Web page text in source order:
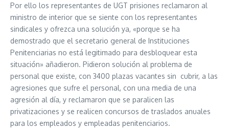
Por ello los representantes de UGT prisiones reclamaron al
ministro de interior que se siente con los representantes
sindicales y ofrezca una solución ya, «porque se ha
demostrado que el secretario general de Instituciones
Penitenciarias no está legitimado para desbloquear esta
situación» añadieron. Pidieron solución al problema de
personal que existe, con 3400 plazas vacantes sin cubrir, a las
agresiones que sufre el personal, con una media de una
agresión al día, y reclamaron que se paralicen las
privatizaciones y se realicen concursos de traslados anuales
para los empleados y empleadas penitenciarios.